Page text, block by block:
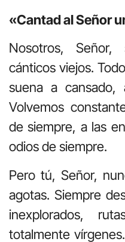
«Cantad al Señor
Nosotros, Señor,
cánticos viejos.
suena a cansado,
Volvemos
de siempre, a las
odios de siempre.
Pero tú, Señor,
agotas. Siempre
inexplorados,
totalmente